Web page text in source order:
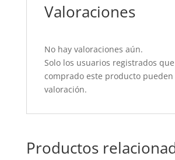
Valoraciones
No hay valoraciones aún.
Solo los usuarios registrados
comprado este producto
valoración.
Productos